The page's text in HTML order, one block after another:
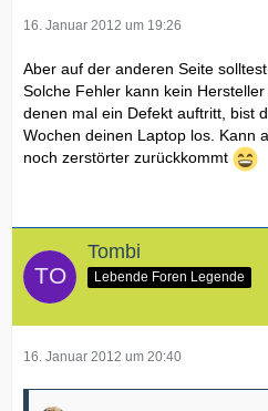
16. Januar 2012 um 19:26
Aber auf der anderen Seite
Solche Fehler kann kein
denen mal ein Defekt auftritt, bist
Wochen deinen Laptop los. Kann
noch zerstörter zurückkommt
Tombi
Lebende Foren Legende
16. Januar 2012 um 20:40